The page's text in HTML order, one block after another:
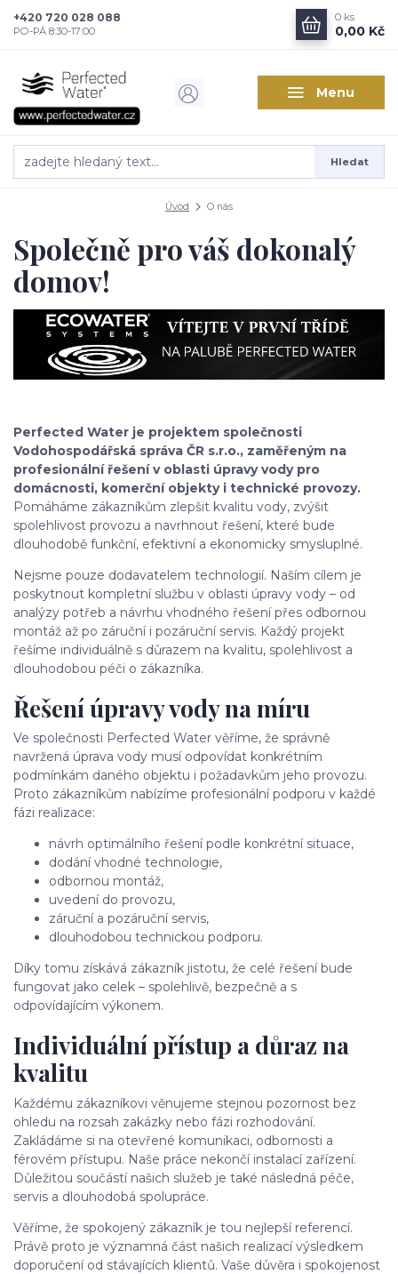
Menu
Hledat
+420 720 028 088
PO-PÁ 8:30-17:00
0 ks
0,00 Kč
Úvod O nás
Společně pro váš dokonalý
domov!
Perfected Water je projektem společnosti
Vodohospodářská správa ČR s.r.o., zaměřeným na
profesionální řešení v oblasti úpravy vody pro
domácnosti, komerční objekty i technické provozy.
Pomáháme zákazníkům zlepšit kvalitu vody, zvýšit
spolehlivost provozu a navrhnout řešení, které bude
dlouhodobě funkční, efektivní a ekonomicky smysluplné.
Nejsme pouze dodavatelem technologií. Naším cílem je
poskytnout kompletní službu v oblasti úpravy vody – od
analýzy potřeb a návrhu vhodného řešení přes odbornou
montáž až po záruční i pozáruční servis. Každý projekt
řešíme individuálně s důrazem na kvalitu, spolehlivost a
dlouhodobou péči o zákazníka.
Řešení úpravy vody na míru
Ve společnosti Perfected Water věříme, že správně
navržená úprava vody musí odpovídat konkrétním
podmínkám daného objektu i požadavkům jeho provozu.
Proto zákazníkům nabízíme profesionální podporu v každé
fázi realizace:
návrh optimálního řešení podle konkrétní situace,
dodání vhodné technologie,
odbornou montáž,
uvedení do provozu,
záruční a pozáruční servis,
dlouhodobou technickou podporu.
Díky tomu získává zákazník jistotu, že celé řešení bude
fungovat jako celek – spolehlivě, bezpečně a s
odpovídajícím výkonem.
Individuální přístup a důraz na
kvalitu
Každému zákazníkovi věnujeme stejnou pozornost bez
ohledu na rozsah zakázky nebo fázi rozhodování.
Zakládáme si na otevřené komunikaci, odbornosti a
férovém přístupu. Naše práce nekončí instalací zařízení.
Důležitou součástí našich služeb je také následná péče,
servis a dlouhodobá spolupráce.
Věříme, že spokojený zákazník je tou nejlepší referencí.
Právě proto je významná část našich realizací výsledkem
doporučení od stávajících klientů. Vaše důvěra i spokojenost